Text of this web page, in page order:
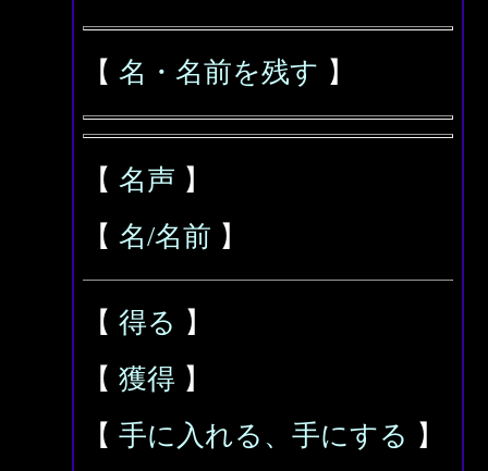
【 名・名前を残す 】
【 名声 】
【 名/名前 】
【 得る 】
【 獲得 】
【 手に入れる、手にする 】